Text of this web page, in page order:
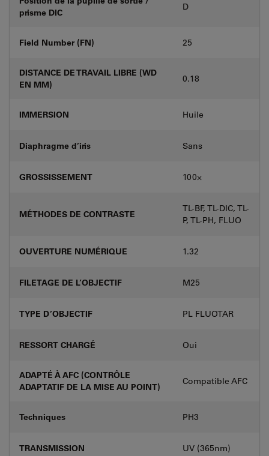
prisme DIC
D
Field Number (FN) 25
DISTANCE DE TRAVAIL LIBRE (WD
EN MM)
0.18
IMMERSION Huile
Diaphragme d’iris Sans
GROSSISSEMENT 100⨉
MÉTHODES DE CONTRASTE
TL-BF, TL-DIC, TL-
P, TL-PH, FLUO
OUVERTURE NUMÉRIQUE 1.32
FILETAGE DE L’OBJECTIF M25
TYPE D’OBJECTIF PL FLUOTAR
RESSORT CHARGÉ Oui
ADAPTÉ À AFC (CONTRÔLE
ADAPTATIF DE LA MISE AU POINT)
Compatible AFC
Techniques PH3
TRANSMISSION UV (365nm)